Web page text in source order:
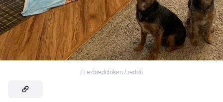
© ezfriedchiken / reddit